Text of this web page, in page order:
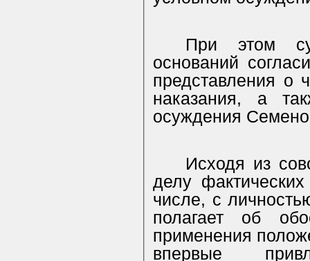
При этом
оснований
представления о
наказания, а
осуждения
Исходя из
делу
числе, с
полагает об
применения
впервые